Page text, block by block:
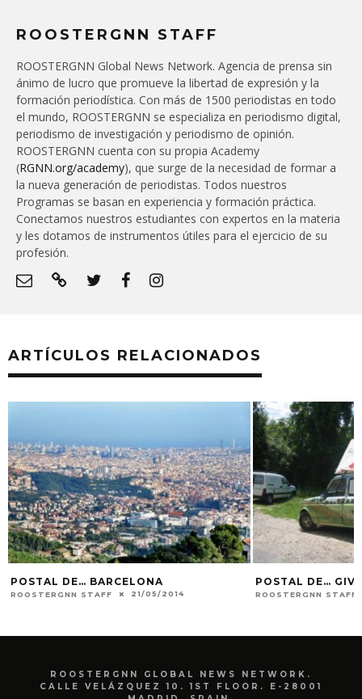
ROOSTERGNN STAFF
ROOSTERGNN Global News Network. Agencia de prensa sin
ánimo de lucro que promueve la libertad de expresión y la
formación periodística. Con más de 1500 periodistas en todo
el mundo, ROOSTERGNN se especializa en periodismo digital,
periodismo de investigación y periodismo de opinión.
ROOSTERGNN cuenta con su propia Academy
(RGNN.org/academy), que surge de la necesidad de formar a
la nueva generación de periodistas. Todos nuestros
Programas se basan en experiencia y formación práctica.
Conectamos nuestros estudiantes con expertos en la materia
y les dotamos de instrumentos útiles para el ejercicio de su
profesión.
ARTÍCULOS RELACIONADOS
POSTAL DE… BARCELONA
ROOSTERGNN STAFF 21/05/2014
POSTAL DE…
ROOSTERGNN STAFF
ROOSTERGNN GLOBAL NEWS NETWORK.
CALLE VELÁZQUEZ 10. 1ST FLOOR. E-28001